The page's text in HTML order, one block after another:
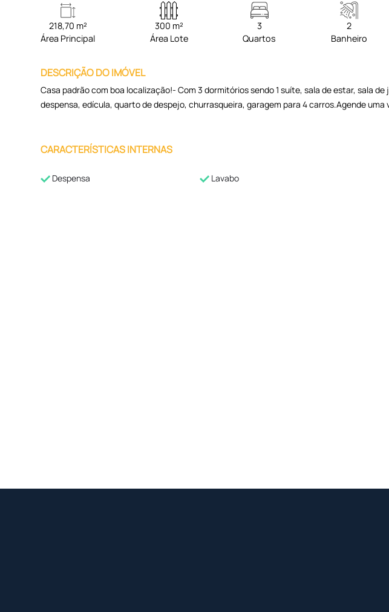
218,70 m²
Área Principal
300 m²
Área Lote
3
Quartos
2
Banheiro
DESCRIÇÃO DO IMÓVEL
Casa padrão com boa localização!- Com 3 dormitórios sendo 1 suíte, sala de estar, sala de
despensa, edícula, quarto de despejo, churrasqueira, garagem para 4 carros.Agende
CARACTERÍSTICAS INTERNAS
Despensa Lavabo